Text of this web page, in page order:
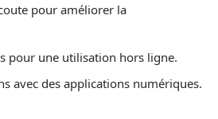
pour améliorer la
pour une utilisation hors ligne.
avec des applications numériques.